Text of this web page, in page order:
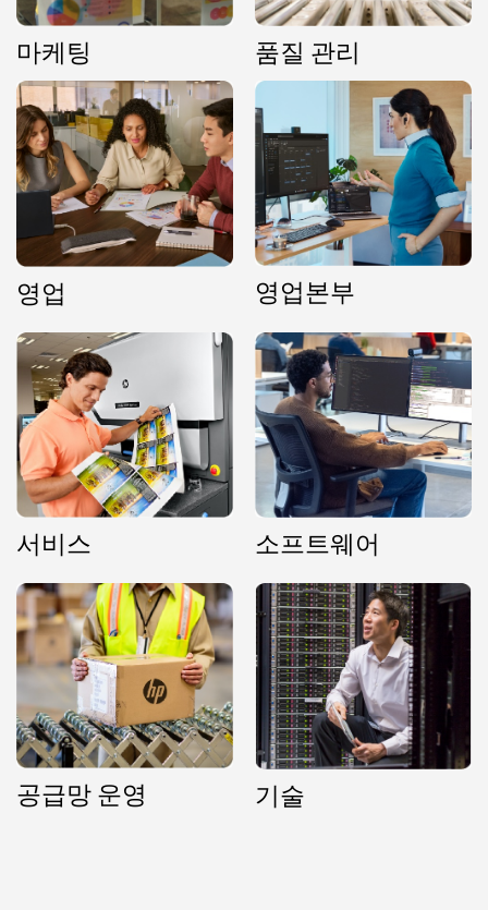
마케팅 품질 관리
영업 영업본부
서비스 소프트웨어
공급망 운영 기술